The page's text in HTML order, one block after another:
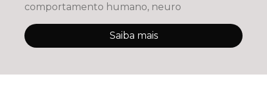
comportamento humano, neuro
Saiba mais